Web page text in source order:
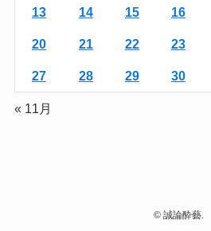
13 14 15 16
20 21 22 23
27 28 29 30
« 11月
©誠論酔藝.